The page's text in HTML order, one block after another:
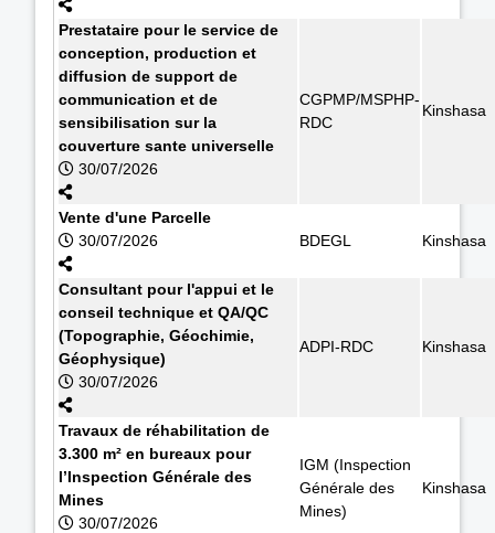
Prestataire pour le service de
conception, production et
diffusion de support de
communication et de
sensibilisation sur la
couverture sante universelle
30/07/2026
CGPMP/MSPHP-
RDC
Kinshasa
Vente d'une Parcelle
30/07/2026
BDEGL Kinshasa
Consultant pour l'appui et le
conseil technique et QA/QC
(Topographie, Géochimie,
Géophysique)
30/07/2026
ADPI-RDC Kinshasa
Travaux de réhabilitation de
3.300 m² en bureaux pour
l’Inspection Générale des
Mines
30/07/2026
IGM (Inspection
Générale des
Mines)
Kinshasa